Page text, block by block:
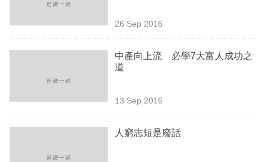
欄
區
26 Sep 2016
中產向上流 必學7大富人成功之
道
13 Sep 2016
人窮志短是廢話